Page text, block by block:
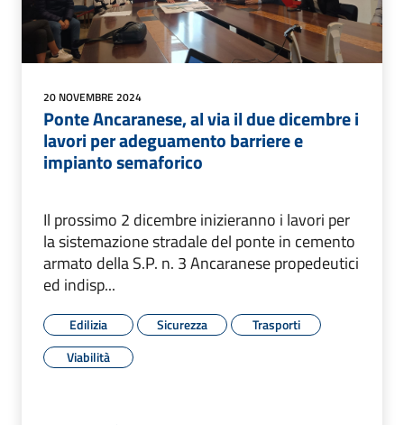
20 NOVEMBRE 2024
Ponte Ancaranese, al via il due dicembre i
lavori per adeguamento barriere e
impianto semaforico
Il prossimo 2 dicembre inizieranno i lavori per
la sistemazione stradale del ponte in cemento
armato della S.P. n. 3 Ancaranese propedeutici
ed indisp...
Edilizia Sicurezza
Trasporti
Viabilità